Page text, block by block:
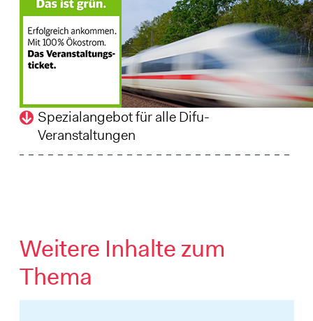
Spezialangebot für alle Difu-
Veranstaltungen
Weitere Inhalte zum
Thema